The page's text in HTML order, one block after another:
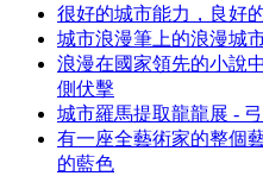
很好的城市能力，良好
城市浪漫筆上的浪漫城
浪漫在國家領先的小說
側伏擊
城市羅馬提取龍龍展 -
有一座全藝術家的整個
的藍色